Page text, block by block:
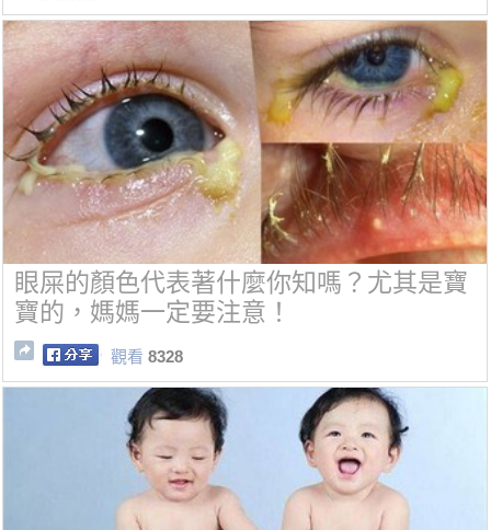
眼屎的顏色代表著什麼你知嗎？尤其是寶
寶的，媽媽一定要注意！
觀看 8328